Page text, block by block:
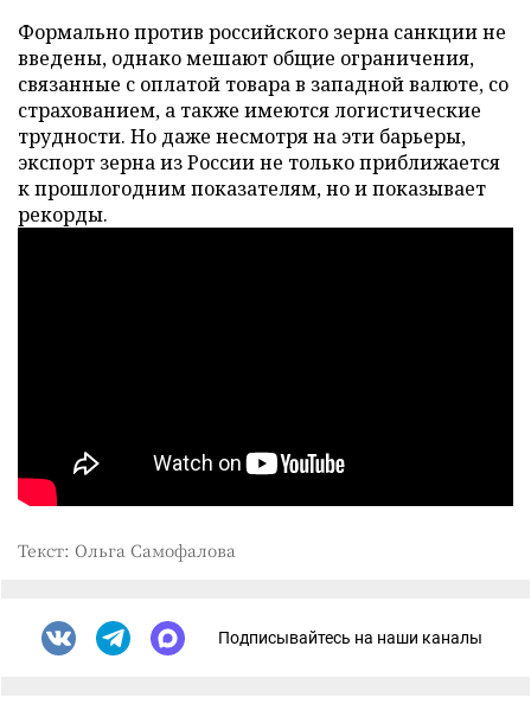
Формально против российского зерна санкции не
введены, однако мешают общие ограничения,
связанные с оплатой товара в западной валюте, со
страхованием, а также имеются логистические
трудности. Но даже несмотря на эти барьеры,
экспорт зерна из России не только приближается
к прошлогодним показателям, но и показывает
рекорды.
Текст: Ольга Самофалова
Подписывайтесь на наши каналы